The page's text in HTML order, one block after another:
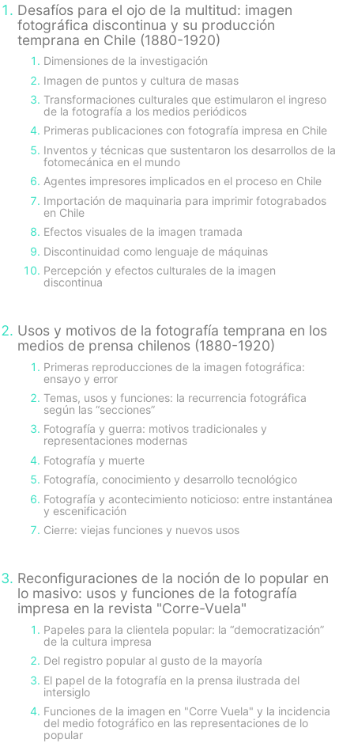
Desafíos para el ojo de la multitud: imagen
fotográfica discontinua y su producción
temprana en Chile (1880-1920)
Dimensiones de la investigación
Imagen de puntos y cultura de masas
Transformaciones culturales que estimularon el ingreso
de la fotografía a los medios periódicos
Primeras publicaciones con fotografía impresa en Chile
Inventos y técnicas que sustentaron los desarrollos de la
fotomecánica en el mundo
Agentes impresores implicados en el proceso en Chile
Importación de maquinaria para imprimir fotograbados
en Chile
Efectos visuales de la imagen tramada
Discontinuidad como lenguaje de máquinas
Percepción y efectos culturales de la imagen
discontinua
Usos y motivos de la fotografía temprana en los
medios de prensa chilenos (1880-1920)
Primeras reproducciones de la imagen fotográfica:
ensayo y error
Temas, usos y funciones: la recurrencia fotográfica
según las “secciones”
Fotografía y guerra: motivos tradicionales y
representaciones modernas
Fotografía y muerte
Fotografía, conocimiento y desarrollo tecnológico
Fotografía y acontecimiento noticioso: entre instantánea
y escenificación
Cierre: viejas funciones y nuevos usos
Reconfiguraciones de la noción de lo popular en
lo masivo: usos y funciones de la fotografía
impresa en la revista "Corre-Vuela"
Papeles para la clientela popular: la “democratización”
de la cultura impresa
Del registro popular al gusto de la mayoría
El papel de la fotografía en la prensa ilustrada del
intersiglo
Funciones de la imagen en "Corre Vuela" y la incidencia
del medio fotográfico en las representaciones de lo
popular